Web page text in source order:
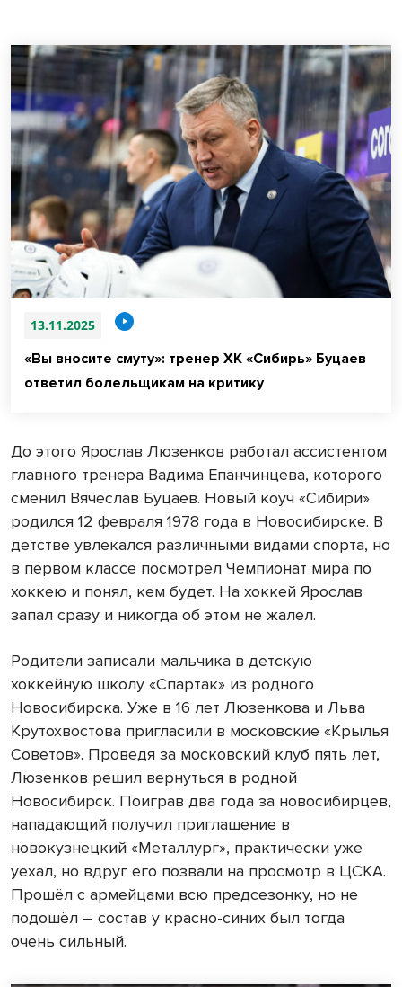
13.11.2025
«Вы вносите смуту»: тренер ХК «Сибирь» Буцаев
ответил болельщикам на критику
До этого Ярослав Люзенков работал ассистентом
главного тренера Вадима Епанчинцева, которого
сменил Вячеслав Буцаев. Новый коуч «Сибири»
родился 12 февраля 1978 года в Новосибирске. В
детстве увлекался различными видами спорта, но
в первом классе посмотрел Чемпионат мира по
хоккею и понял, кем будет. На хоккей Ярослав
запал сразу и никогда об этом не жалел.
Родители записали мальчика в детскую
хоккейную школу «Спартак» из родного
Новосибирска. Уже в 16 лет Люзенкова и Льва
Крутохвостова пригласили в московские «Крылья
Советов». Проведя за московский клуб пять лет,
Люзенков решил вернуться в родной
Новосибирск. Поиграв два года за новосибирцев,
нападающий получил приглашение в
новокузнецкий «Металлург», практически уже
уехал, но вдруг его позвали на просмотр в ЦСКА.
Прошёл с армейцами всю предсезонку, но не
подошёл – состав у красно-синих был тогда
очень сильный.